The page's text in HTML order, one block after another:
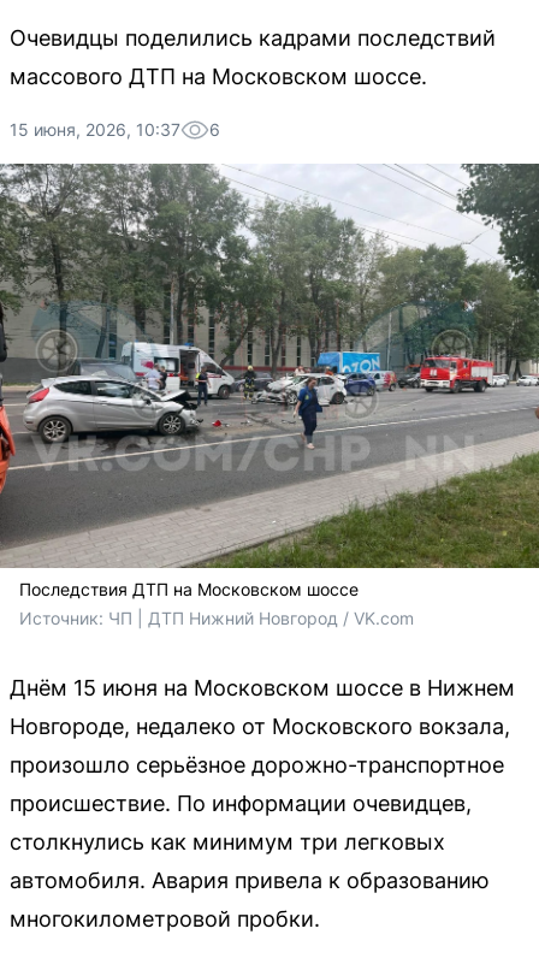
Очевидцы поделились кадрами последствий
массового ДТП на Московском шоссе.
15 июня, 2026, 10:37 6
Последствия ДТП на Московском шоссе
Источник: ЧП | ДТП Нижний Новгород / VK.com
Днём 15 июня на Московском шоссе в Нижнем
Новгороде, недалеко от Московского вокзала,
произошло серьёзное дорожно-транспортное
происшествие. По информации очевидцев,
столкнулись как минимум три легковых
автомобиля. Авария привела к образованию
многокилометровой пробки.